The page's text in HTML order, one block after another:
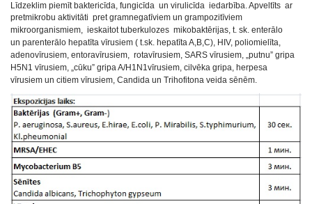
Līdzeklim piemīt baktericīda, fungicīda un virulicīda iedarbība. Apveltīts ar
pretmikrobu aktivitāti pretgramnegatīviem un grampozitīviem
mikroorganismiem, ieskaitot tuberkulozes mikobaktērijas, t. sk. enterālo
un parenterālo hepatīta vīrusiem ( t.sk. hepatīta A,B,C), HIV, poliomielīta,
adenovīrusiem, entoravīrusiem, rotavīrusiem, SARS vīrusiem, „putnu” gripa
H5N1 vīrusiem, „cūku” gripa A/H1N1vīrusiem, cilvēka gripa, herpesa
vīrusiem un citiem vīrusiem, Candida un Trihofitona veida sēnēm.